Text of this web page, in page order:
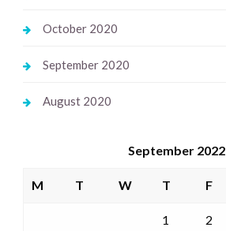
October 2020
September 2020
August 2020
September 2022
M T W T F
1 2